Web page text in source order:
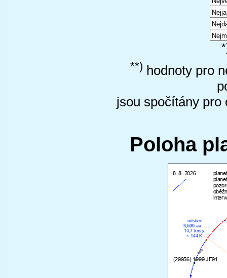
**) hodnoty pro
jsou spočítány pro
Poloha